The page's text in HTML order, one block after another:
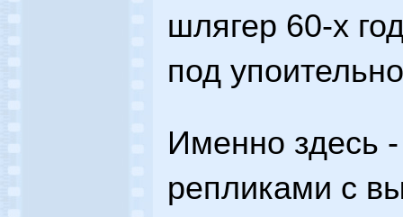
шлягер 60-х
под
Именно здесь
репликами с